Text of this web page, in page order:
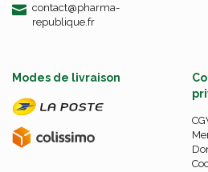
contact-
@-
pharma-
republique.fr
Modes de livraison